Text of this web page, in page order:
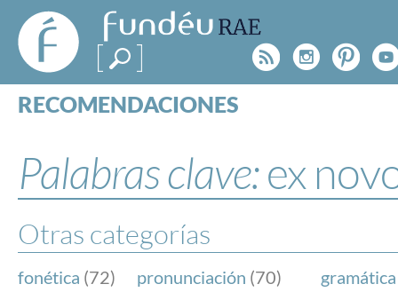
FundéuRAE
- Fundación
del Español
Urgente
Rss
RECOMENDACIONES
ESPECIALES
BLOG
NOTICIAS
SOBRE LA FUNDÉURAE
Palabras clave:ex
Otras categorías
fonética (72) pronunciación (70) gramática